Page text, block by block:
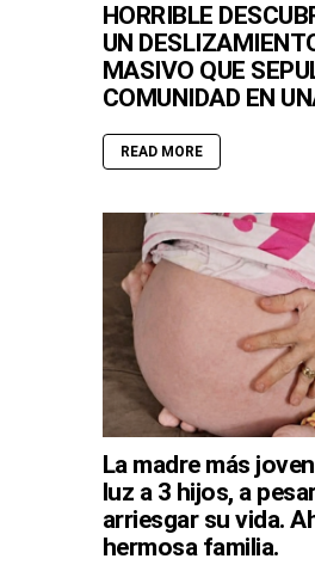
HORRIBLE
UN
MASIVO QUE
COMUNIDAD EN
READ MORE
La madre más
luz a 3 hijos, a
arriesgar su vida.
hermosa familia.